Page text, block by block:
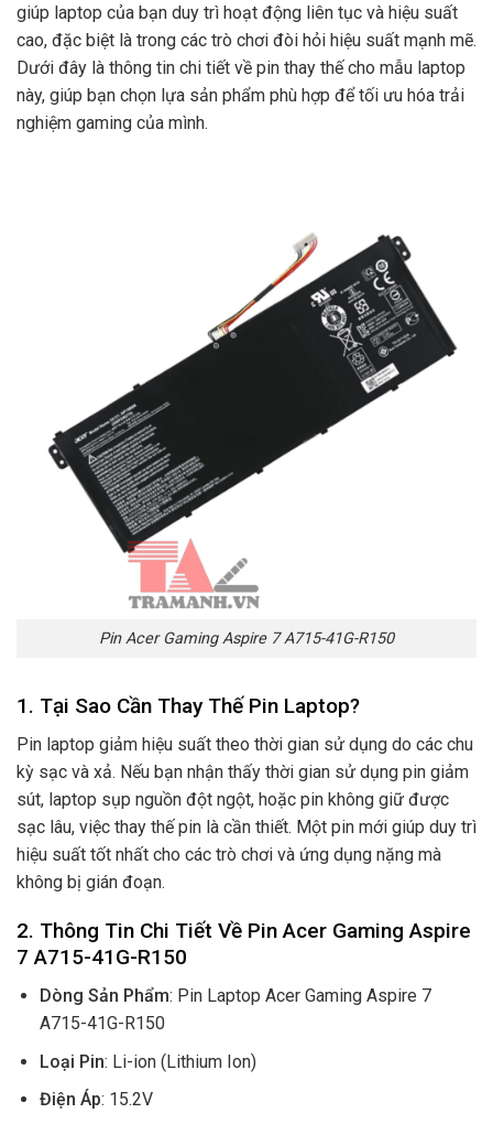
giúp laptop của bạn duy trì hoạt động liên tục và hiệu suất
cao, đặc biệt là trong các trò chơi đòi hỏi hiệu suất mạnh mẽ.
Dưới đây là thông tin chi tiết về pin thay thế cho mẫu laptop
này, giúp bạn chọn lựa sản phẩm phù hợp để tối ưu hóa trải
nghiệm gaming của mình.
Pin Acer Gaming Aspire 7 A715-41G-R150
1. Tại Sao Cần Thay Thế Pin Laptop?
Pin laptop giảm hiệu suất theo thời gian sử dụng do các chu
kỳ sạc và xả. Nếu bạn nhận thấy thời gian sử dụng pin giảm
sút, laptop sụp nguồn đột ngột, hoặc pin không giữ được
sạc lâu, việc thay thế pin là cần thiết. Một pin mới giúp duy trì
hiệu suất tốt nhất cho các trò chơi và ứng dụng nặng mà
không bị gián đoạn.
2. Thông Tin Chi Tiết Về Pin Acer Gaming Aspire
7 A715-41G-R150
Dòng Sản Phẩm: Pin Laptop Acer Gaming Aspire 7
A715-41G-R150
Loại Pin: Li-ion (Lithium Ion)
Điện Áp: 15.2V